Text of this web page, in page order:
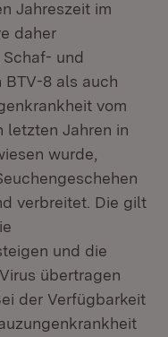
Jahreszeit im
daher
und
BTV-8 als auch
vom
letzten Jahren in
wurde,
verbreitet. Die gilt
und die
übertragen
der Verfügbarkeit